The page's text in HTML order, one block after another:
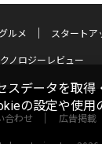
グルメ スタートア
ノロジーレビュー
合わせ 広告掲載
データを取得
の設定や使用